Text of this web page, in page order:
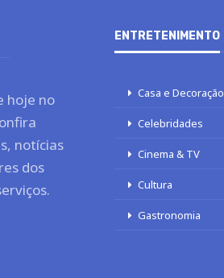
hoje no
notícias
dos
ENTRETENIMENTO
Casa e Decoração
Celebridades
Cinema & TV
Cultura
Gastronomia